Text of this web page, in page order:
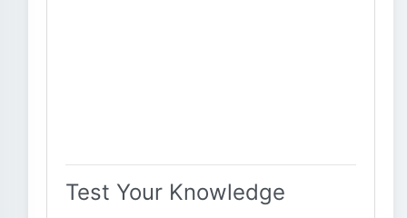
Test Your Knowledge